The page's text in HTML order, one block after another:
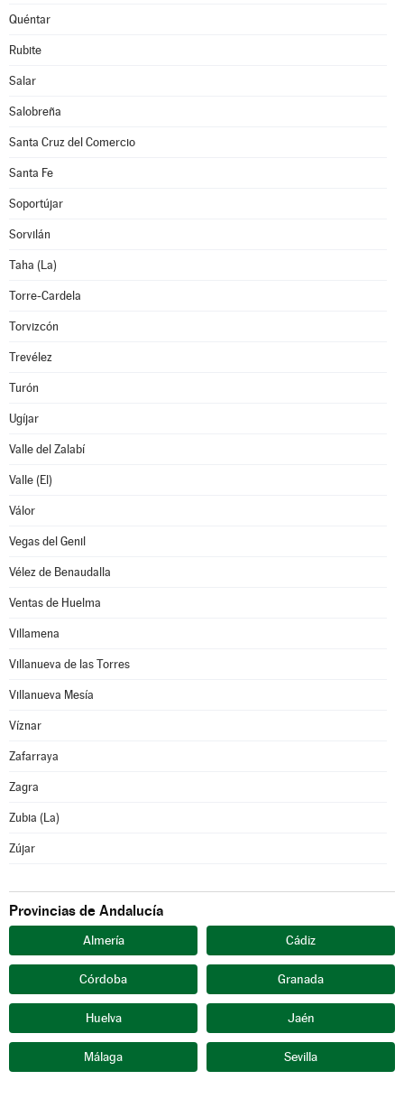
Quéntar
Rubite
Salar
Salobreña
Santa Cruz del Comercio
Santa Fe
Soportújar
Sorvilán
Taha (La)
Torre-Cardela
Torvizcón
Trevélez
Turón
Ugíjar
Valle del Zalabí
Valle (El)
Válor
Vegas del Genil
Vélez de Benaudalla
Ventas de Huelma
Villamena
Villanueva de las Torres
Villanueva Mesía
Víznar
Zafarraya
Zagra
Zubia (La)
Zújar
Provincias de Andalucía
Almería Cádiz
Córdoba Granada
Huelva Jaén
Málaga Sevilla